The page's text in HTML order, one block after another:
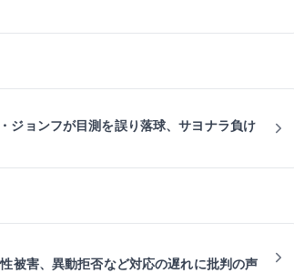
ジョンフが目測を誤り落球、サヨナラ負け
被害、異動拒否など対応の遅れに批判の声